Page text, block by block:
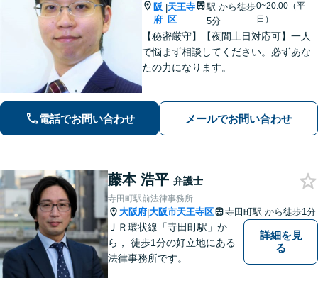
阪
府
|天王寺
区
駅から徒歩
5分
0~20:00（平
日）
【秘密厳守】【夜間土日対応可】一人
で悩まず相談してください。必ずあな
たの力になります。
電話でお問い合わせ メールでお問い合わせ
藤本 浩平 弁護士
寺田町駅前法律事務所
大阪府|大阪市天王寺区 寺田町駅 から徒歩1分
ＪＲ環状線「寺田町駅」か
ら， 徒歩1分の好立地にある
法律事務所です。
詳細を見
る